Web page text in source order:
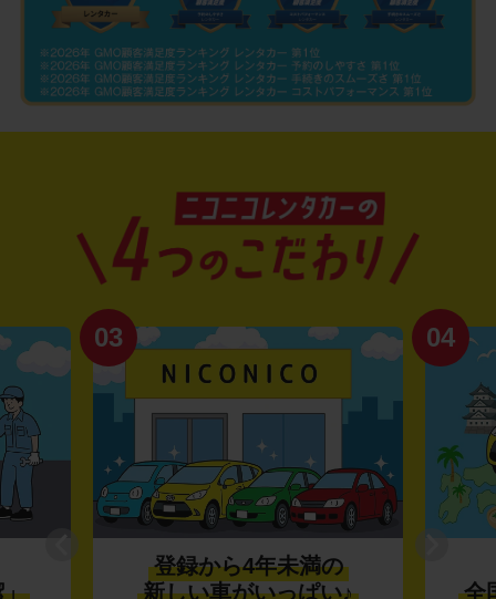
」
03
登録から4年未満の
新しい車がいっぱい♪
04
全